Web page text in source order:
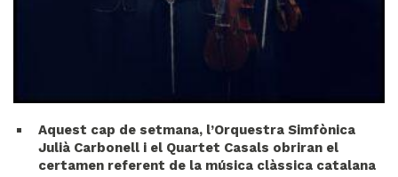
Aquest cap de setmana, l’Orquestra Simfònica
Julià Carbonell i el Quartet Casals obriran el
certamen referent de la música clàssica catalana